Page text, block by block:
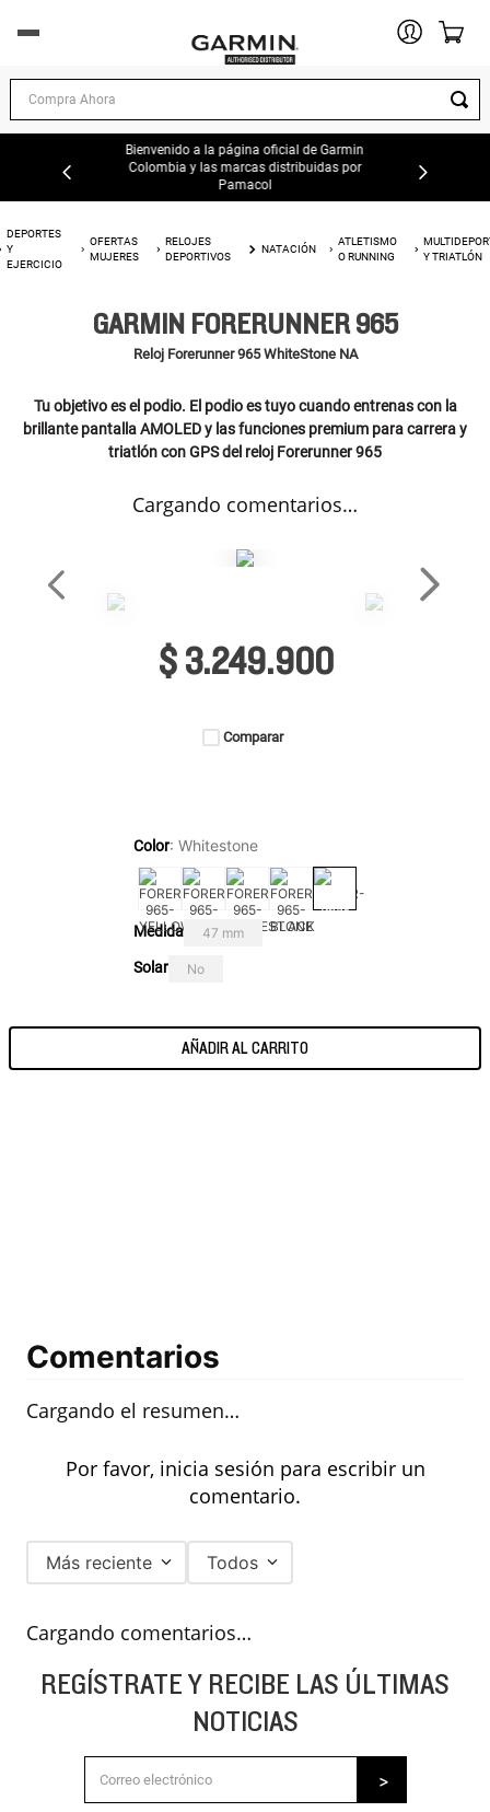
DEPORTES Y EJERCICIO
EXPLORACION AL AIRE LIBRE
AUTOMOTOR
MARINA
TIENDAS GARMIN
Compra Ahora
Bienvenido a la página oficial de Garmin
Colombia y las marcas distribuidas por
Pamacol
DEPORTES
Y
EJERCICIO
OFERTAS
MUJERES
RELOJES
DEPORTIVOS
NATACIÓN
ATLETISMO
O RUNNING
Y TRIATLÓN
GARMIN FORERUNNER 965
Reloj Forerunner 965 WhiteStone NA
Tu objetivo es el podio. El podio es tuyo cuando entrenas con la
brillante pantalla AMOLED y las funciones premium para carrera y
triatlón con GPS del reloj Forerunner 965
Cargando comentarios…
$3.249.900
Comparar
Color: Whitestone
Medida 47 mm
Solar No
AÑADIR AL CARRITO
Comentarios
Cargando el resumen…
Por favor, inicia sesión para escribir un
comentario.
Más reciente Todos
Cargando comentarios…
REGÍSTRATE Y RECIBE LAS ÚLTIMAS
NOTICIAS